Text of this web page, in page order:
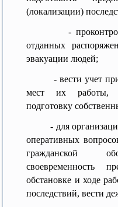
(локализации)
-
отданных
эвакуации людей;
- вести учет
мест их работы,
подготовку
- для организации
оперативных
гражданской
своевременность
обстановке и ходе
последствий, вести